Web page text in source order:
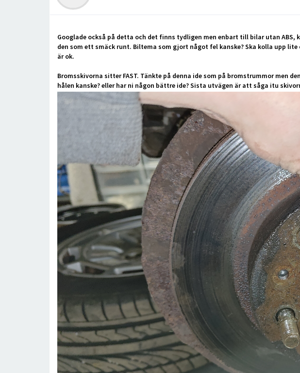
Googlade också på detta och det finns tydligen men enbart till bilar utan
den som ett smäck runt. Biltema som gjort något fel kanske? Ska kolla upp
är ok.
Bromsskivorna sitter FAST. Tänkte på denna ide som på bromstrummor
hålen kanske? eller har ni någon bättre ide? Sista utvägen är att såga itu